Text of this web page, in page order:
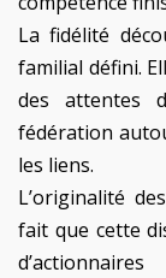
La fidélité
familial défini.
des attentes
fédération
les liens.
L’originalité
fait que cette